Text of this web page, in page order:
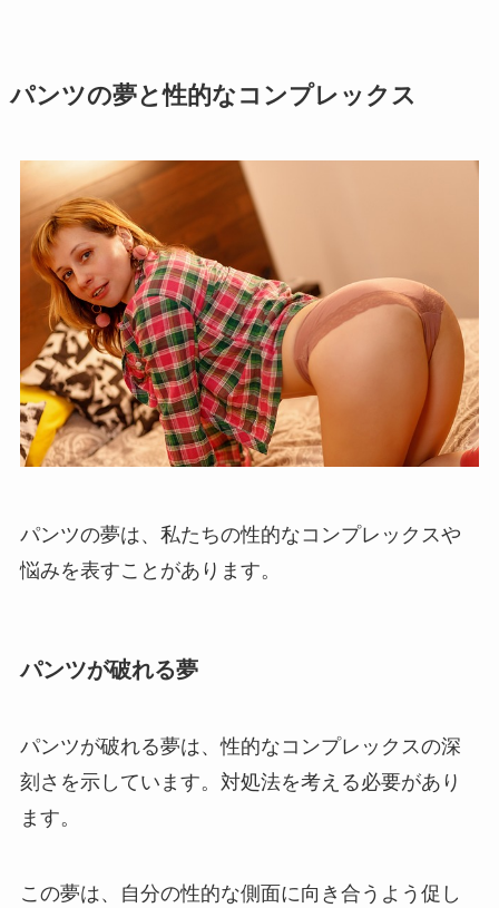
パンツの夢と性的なコンプレックス
パンツの夢は、私たちの性的なコンプレックスや
悩みを表すことがあります。
パンツが破れる夢
パンツが破れる夢は、性的なコンプレックスの深
刻さを示しています。対処法を考える必要があり
ます。
この夢は、自分の性的な側面に向き合うよう促し